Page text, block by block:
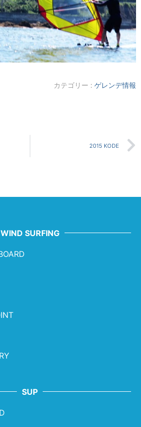
カテゴリー : ゲレンデ情報
2015 KODE
WIND SURFING
SUP